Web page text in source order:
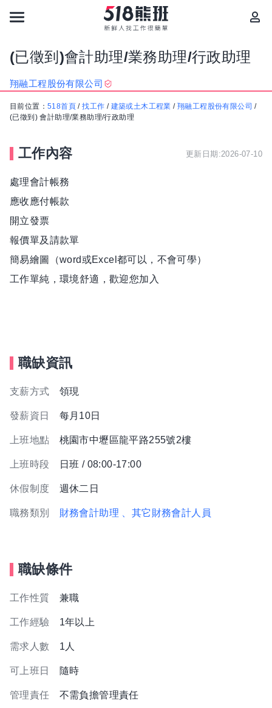
(已徵到)會計助理/業務助理/行政助理
翔融工程股份有限公司
目前位置： 518首頁 /找工作 / 建築或土木工程業 /翔融工程股份有限公司 /
(已徵到) 會計助理/業務助理/行政助理
工作內容 更新日期:2026-07-10
處理會計帳務
應收應付帳款
開立發票
報價單及請款單
簡易繪圖（word或Excel都可以，不會可學）
工作單純，環境舒適，歡迎您加入
職缺資訊
支薪方式 領現
發薪資日 每月10日
上班地點 桃園市中壢區龍平路255號2樓
上班時段 日班 / 08:00-17:00
休假制度 週休二日
職務類別 財務會計助理 、其它財務會計人員
職缺條件
工作性質 兼職
工作經驗 1年以上
需求人數 1人
可上班日 隨時
管理責任 不需負擔管理責任